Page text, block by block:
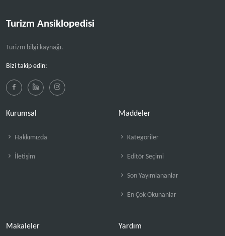
Turizm Ansiklopedisi
Turizm bilgi kaynağı.
Bizi takip edin:
Kurumsal
Hakkımızda
İletişim
Maddeler
Kategoriler
Editör Seçimi
Son Yayımlananlar
En Çok Okunanlar
Makaleler Yardım